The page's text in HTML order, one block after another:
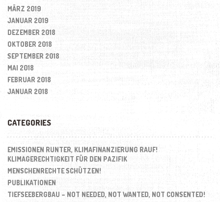
MÄRZ 2019
JANUAR 2019
DEZEMBER 2018
OKTOBER 2018
SEPTEMBER 2018
MAI 2018
FEBRUAR 2018
JANUAR 2018
CATEGORIES
EMISSIONEN RUNTER, KLIMAFINANZIERUNG RAUF!
KLIMAGERECHTIGKEIT FÜR DEN PAZIFIK
MENSCHENRECHTE SCHÜTZEN!
PUBLIKATIONEN
TIEFSEEBERGBAU – NOT NEEDED, NOT WANTED, NOT CONSENTED!